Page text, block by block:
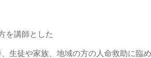
を講師とした
徒や家族、地域の方の人命救助に臨